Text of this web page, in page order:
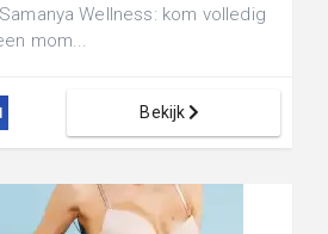
Wellness: kom volledig
mom...
Bekijk